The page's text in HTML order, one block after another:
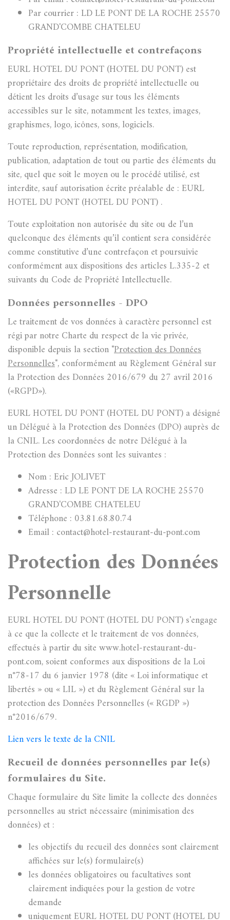
Par courrier : LD LE PONT DE LA ROCHE 25570
GRAND'COMBE CHATELEU
Propriété intellectuelle et contrefaçons
EURL HOTEL DU PONT (HOTEL DU PONT) est
propriétaire des droits de propriété intellectuelle ou
détient les droits d’usage sur tous les éléments
accessibles sur le site, notamment les textes, images,
graphismes, logo, icônes, sons, logiciels.
Toute reproduction, représentation, modification,
publication, adaptation de tout ou partie des éléments du
site, quel que soit le moyen ou le procédé utilisé, est
interdite, sauf autorisation écrite préalable de : EURL
HOTEL DU PONT (HOTEL DU PONT) .
Toute exploitation non autorisée du site ou de l’un
quelconque des éléments qu’il contient sera considérée
comme constitutive d’une contrefaçon et poursuivie
conformément aux dispositions des articles L.335-2 et
suivants du Code de Propriété Intellectuelle.
Données personnelles - DPO
Le traitement de vos données à caractère personnel est
régi par notre Charte du respect de la vie privée,
disponible depuis la section "Protection des Données
Personnelles", conformément au Règlement Général sur
la Protection des Données 2016/679 du 27 avril 2016
(«RGPD»).
EURL HOTEL DU PONT (HOTEL DU PONT) a désigné
un Délégué à la Protection des Données (DPO) auprès de
la CNIL. Les coordonnées de notre Délégué à la
Protection des Données sont les suivantes :
Nom : Eric JOLIVET
Adresse : LD LE PONT DE LA ROCHE 25570
GRAND'COMBE CHATELEU
Téléphone : 03.81.68.80.74
Email : contact@hotel-restaurant-du-pont.com
Protection des Données
Personnelle
EURL HOTEL DU PONT (HOTEL DU PONT) s'engage
à ce que la collecte et le traitement de vos données,
effectués à partir du site www.hotel-restaurant-du-
pont.com, soient conformes aux dispositions de la Loi
n°78-17 du 6 janvier 1978 (dite « Loi informatique et
libertés » ou « LIL ») et du Règlement Général sur la
protection des Données Personnelles (« RGDP »)
n°2016/679.
Lien vers le texte de la CNIL
Recueil de données personnelles par le(s)
formulaires du Site.
Chaque formulaire du Site limite la collecte des données
personnelles au strict nécessaire (minimisation des
données) et :
les objectifs du recueil des données sont clairement
affichées sur le(s) formulaire(s)
les données obligatoires ou facultatives sont
clairement indiquées pour la gestion de votre
demande